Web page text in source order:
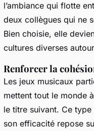
l’ambiance qui flotte
deux collègues qui ne
Bien choisie, elle
cultures diverses
Renforcer la
Les jeux musicaux
mettent tout le monde
le titre suivant. Ce
son efficacité repose